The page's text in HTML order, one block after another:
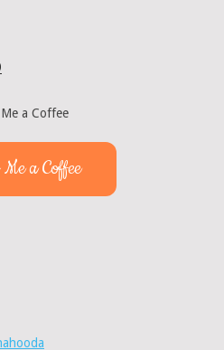
a Coffee
a Coffee